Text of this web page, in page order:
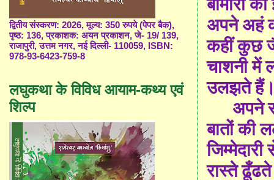
बीमारी
अपने अहं
कहीं कुछ
चाशनीमें
उलझते
अपने
बातों की
रास्ते
द्वितीय संस्करण: 2026, मूल्य: 350 रुपये (पेपर बैक),
पृष्ठ: 136, प्रकाशक: अयन प्रकाशन, जे- 19/ 139,
राजापुरी, उत्तम नगर, नई दिल्ली- 110059, ISBN:
978-93-6423-759-8
लघुकथा के विविध आयाम-कथ्य एवं
शिल्प